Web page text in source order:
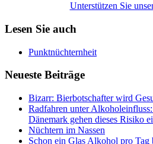
Unterstützen Sie
Lesen Sie auch
Punktnüchternheit
Neueste Beiträge
Bizarr: Bierbotschafter wird
Radfahren unter
Dänemark gehen dieses Risiko
Nüchtern im Nassen
Schon ein Glas Alkohol pro Tag